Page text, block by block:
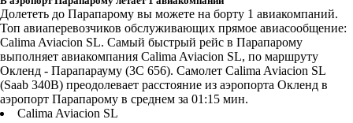
Долететь до Парапарому вы можете на борту 1 авиакомпаний.
Топ авиаперевозчиков обслуживающих прямое авиасообщение:
Calima Aviacion SL. Самый быстрый рейс в Парапарому
выполняет авиакомпания Calima Aviacion SL, по маршруту
Окленд - Парапарауму (3C 656). Самолет Calima Aviacion SL
(Saab 340B) преодолевает расстояние из аэропорта Окленд в
аэропорт Парапарому в среднем за 01:15 мин.
Calima Aviacion SL